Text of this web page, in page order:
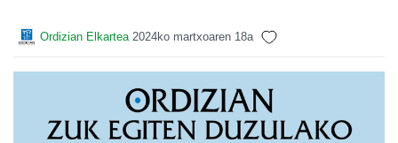
Ordizian Elkartea 2024ko martxoaren 18a